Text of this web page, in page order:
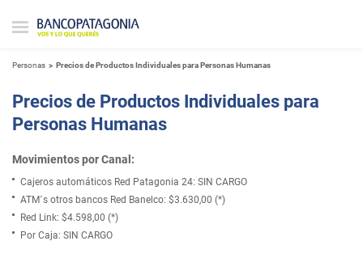
Personas Precios de Productos Individuales para Personas Humanas
Precios de Productos Individuales para
Personas Humanas
Movimientos por Canal:
Cajeros automáticos Red Patagonia 24: SIN CARGO
ATM´s otros bancos Red Banelco: $3.630,00 (*)
Red Link: $4.598,00 (*)
Por Caja: SIN CARGO